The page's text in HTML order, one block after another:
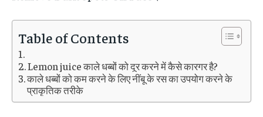
Table of Contents
Lemon juice काले धब्बों को दूर करने में कैसे कारगर है?
काले धब्बों को कम करने के लिए नींबू के रस का उपयोग करने के
प्राकृतिक तरीके